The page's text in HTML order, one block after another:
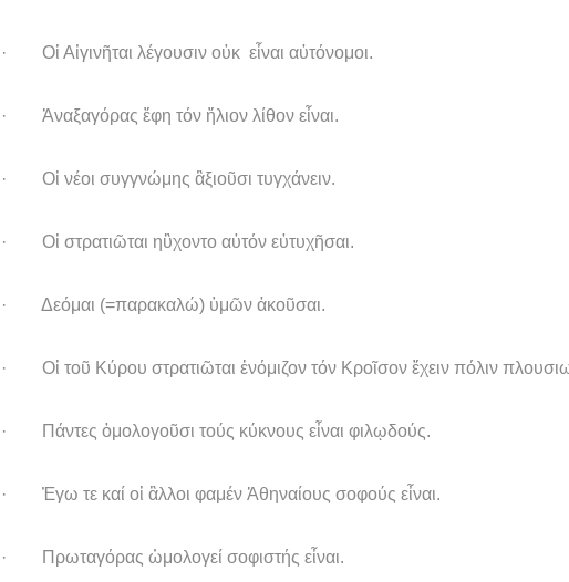
· Οἱ Αἰγινῆται λέγουσιν οὐκ εἶναι αὐτόνομοι.
· Ἀναξαγόρας ἔφη τόν ἥλιον λίθον εἶναι.
· Οἱ νέοι συγγνώμης ἂξιοῦσι τυγχάνειν.
· Οἱ στρατιῶται ηὒχοντο αὐτόν εὐτυχῆσαι.
· Δεόμαι (=παρακαλώ) ὑμῶν ἀκοῦσαι.
· Οἱ τοῦ Κύρου στρατιῶται ἐνόμιζον τόν Κροῖσον ἔχειν πόλιν
· Πάντες ὁμολογοῦσι τούς κύκνους εἶναι φιλῳδούς.
· Ἐγω τε καί οἱ ἂλλοι φαμέν Ἀθηναίους σοφούς εἶναι.
· Πρωταγόρας ὡμολογεί σοφιστής εἶναι.